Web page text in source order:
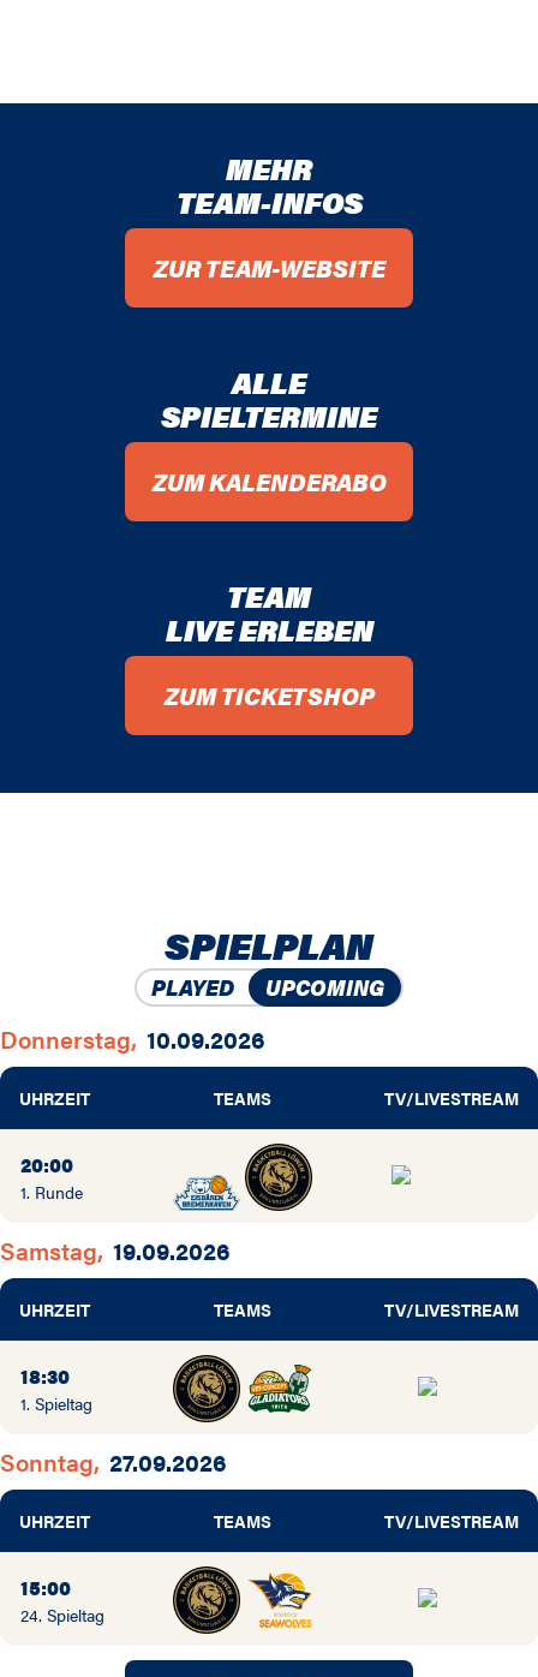
MEHR
TEAM-INFOS
ZUR TEAM-WEBSITE
ALLE
SPIELTERMINE
ZUM KALENDERABO
TEAM
LIVE ERLEBEN
ZUM TICKETSHOP
SPIELPLAN
PLAYED UPCOMING
Donnerstag, 10.09.2026
UHRZEIT TEAMS TV/LIVESTREAM
20:00
1. Runde
Samstag, 19.09.2026
UHRZEIT TEAMS TV/LIVESTREAM
18:30
1. Spieltag
Sonntag, 27.09.2026
UHRZEIT TEAMS TV/LIVESTREAM
15:00
24. Spieltag